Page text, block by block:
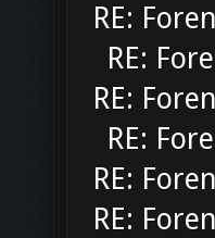
RE:
RE:
RE:
RE:
RE:
RE: